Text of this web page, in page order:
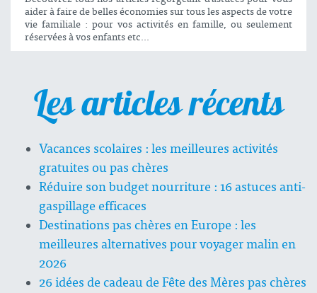
aider à faire de belles économies sur tous les aspects de votre
vie familiale : pour vos activités en famille, ou seulement
réservées à vos enfants etc...
Les articles récents
Vacances scolaires : les meilleures activités
gratuites ou pas chères
Réduire son budget nourriture : 16 astuces anti-
gaspillage efficaces
Destinations pas chères en Europe : les
meilleures alternatives pour voyager malin en
2026
26 idées de cadeau de Fête des Mères pas chères